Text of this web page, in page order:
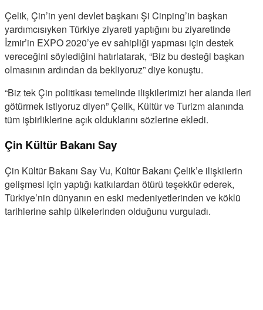
Çelik, Çin’in yeni devlet başkanı Şi Cinping’in başkan
yardımcısıyken Türkiye ziyareti yaptığını bu ziyaretinde
İzmir’in EXPO 2020’ye ev sahipliği yapması için destek
vereceğini söylediğini hatırlatarak, “Biz bu desteği başkan
olmasının ardından da bekliyoruz” diye konuştu.
“Biz tek Çin politikası temelinde ilişkilerimizi her alanda ileri
götürmek istiyoruz diyen” Çelik, Kültür ve Turizm alanında
tüm işbirliklerine açık olduklarını sözlerine ekledi.
Çin Kültür Bakanı Say
Çin Kültür Bakanı Say Vu, Kültür Bakanı Çelik’e ilişkilerin
gelişmesi için yaptığı katkılardan ötürü teşekkür ederek,
Türkiye’nin dünyanın en eski medeniyetlerinden ve köklü
tarihlerine sahip ülkelerinden olduğunu vurguladı.